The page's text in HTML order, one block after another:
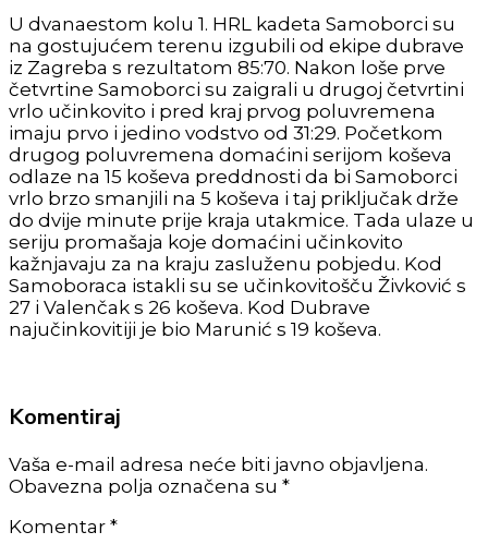
U dvanaestom kolu 1. HRL kadeta Samoborci su
na gostujućem terenu izgubili od ekipe dubrave
iz Zagreba s rezultatom 85:70. Nakon loše prve
četvrtine Samoborci su zaigrali u drugoj četvrtini
vrlo učinkovito i pred kraj prvog poluvremena
imaju prvo i jedino vodstvo od 31:29. Početkom
drugog poluvremena domaćini serijom koševa
odlaze na 15 koševa preddnosti da bi Samoborci
vrlo brzo smanjili na 5 koševa i taj priključak drže
do dvije minute prije kraja utakmice. Tada ulaze u
seriju promašaja koje domaćini učinkovito
kažnjavaju za na kraju zasluženu pobjedu. Kod
Samoboraca istakli su se učinkovitošču Živković s
27 i Valenčak s 26 koševa. Kod Dubrave
najučinkovitiji je bio Marunić s 19 koševa.
Komentiraj
Vaša e-mail adresa neće biti javno objavljena.
Obavezna polja označena su *
Komentar *